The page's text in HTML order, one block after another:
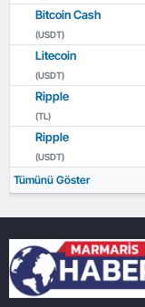
Bitcoin Cash
(USDT)
Litecoin
(USDT)
Ripple
(TL)
Ripple
(USDT)
Tümünü Göster